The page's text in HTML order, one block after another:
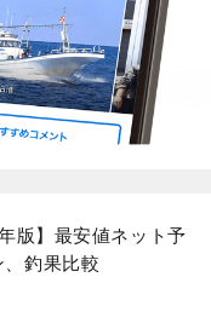
版】最安値ネット予
釣果比較